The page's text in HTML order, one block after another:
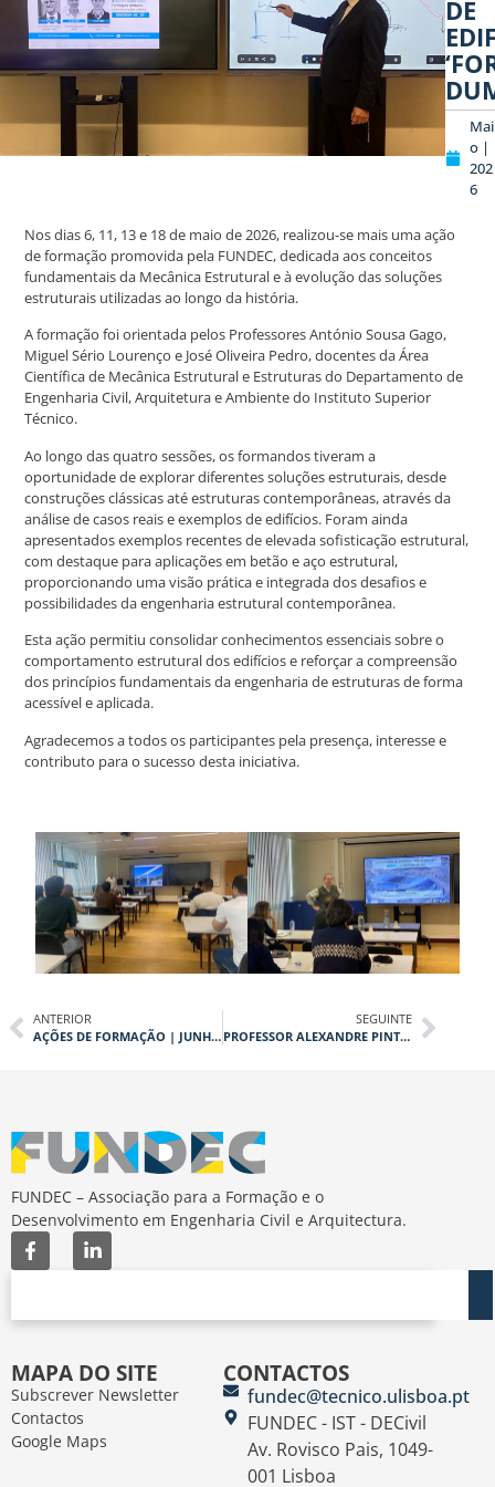
DE
Mai
o |
202
6
Nos dias 6, 11, 13 e 18 de maio de 2026, realizou-se mais uma ação
de formação promovida pela FUNDEC, dedicada aos conceitos
fundamentais da Mecânica Estrutural e à evolução das soluções
estruturais utilizadas ao longo da história.
A formação foi orientada pelos Professores António Sousa Gago,
Miguel Sério Lourenço e José Oliveira Pedro, docentes da Área
Científica de Mecânica Estrutural e Estruturas do Departamento de
Engenharia Civil, Arquitetura e Ambiente do Instituto Superior
Técnico.
Ao longo das quatro sessões, os formandos tiveram a
oportunidade de explorar diferentes soluções estruturais, desde
construções clássicas até estruturas contemporâneas, através da
análise de casos reais e exemplos de edifícios. Foram ainda
apresentados exemplos recentes de elevada sofisticação estrutural,
com destaque para aplicações em betão e aço estrutural,
proporcionando uma visão prática e integrada dos desafios e
possibilidades da engenharia estrutural contemporânea.
Esta ação permitiu consolidar conhecimentos essenciais sobre o
comportamento estrutural dos edifícios e reforçar a compreensão
dos princípios fundamentais da engenharia de estruturas de forma
acessível e aplicada.
Agradecemos a todos os participantes pela presença, interesse e
contributo para o sucesso desta iniciativa.
ANTERIOR
AÇÕES DE FORMAÇÃO | JUNHO E JULHO 2026
SEGUINTE
PROFESSOR ALEXANDRE PINTO EM DESTAQUE NA FUNDEC
FUNDEC – Associação para a Formação e o
Desenvolvimento em Engenharia Civil e Arquitectura.
MAPA DO SITE
Subscrever Newsletter
Contactos
Google Maps
CONTACTOS
fundec@tecnico.ulisboa.pt
FUNDEC - IST - DECivil
Av. Rovisco Pais, 1049-
001 Lisboa